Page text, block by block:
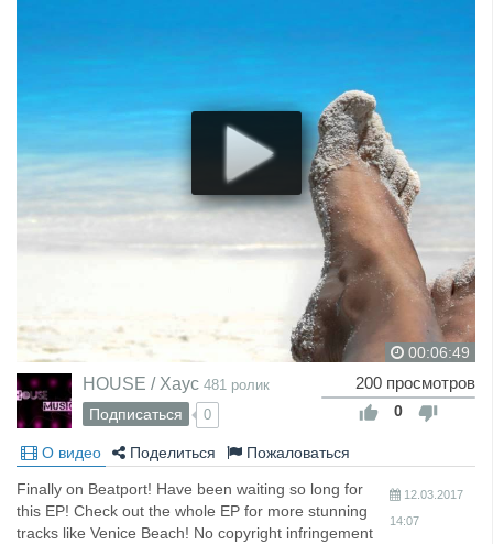
00:06:49
HOUSE / Хаус 481 ролик
Подписаться 0
200 просмотров
0
О видео Поделиться Пожаловаться
Finally on Beatport! Have been waiting so long for
this EP! Check out the whole EP for more stunning
tracks like Venice Beach! No copyright infringement
12.03.2017
14:07